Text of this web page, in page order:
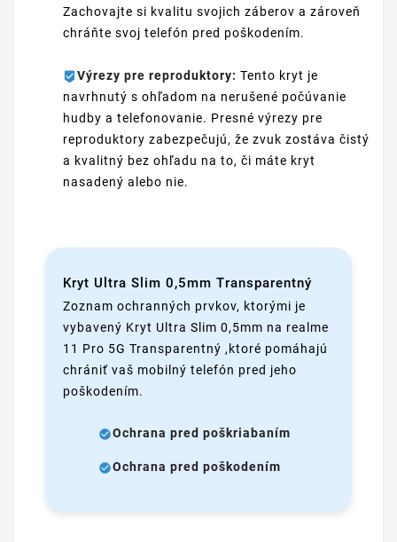
Zachovajte si kvalitu svojich záberov a zároveň
chráňte svoj telefón pred poškodením.
Výrezy pre reproduktory: Tento kryt je
navrhnutý s ohľadom na nerušené počúvanie
hudby a telefonovanie. Presné výrezy pre
reproduktory zabezpečujú, že zvuk zostáva čistý
a kvalitný bez ohľadu na to, či máte kryt
nasadený alebo nie.
Kryt Ultra Slim 0,5mm Transparentný
Zoznam ochranných prvkov, ktorými je
vybavený Kryt Ultra Slim 0,5mm na realme
11 Pro 5G Transparentný ,ktoré pomáhajú
chrániť vaš mobilný telefón pred jeho
poškodením.
Ochrana pred poškriabaním
Ochrana pred poškodením